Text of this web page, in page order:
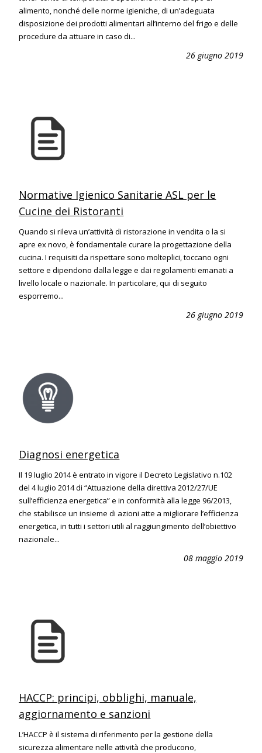
alimento, nonché delle norme igieniche, di un’adeguata
disposizione dei prodotti alimentari all’interno del frigo e delle
procedure da attuare in caso di...
26 giugno 2019
Normative Igienico Sanitarie ASL per le
Cucine dei Ristoranti
Quando si rileva un’attività di ristorazione in vendita o la si
apre ex novo, è fondamentale curare la progettazione della
cucina. I requisiti da rispettare sono molteplici, toccano ogni
settore e dipendono dalla legge e dai regolamenti emanati a
livello locale o nazionale. In particolare, qui di seguito
esporremo...
26 giugno 2019
Diagnosi energetica
Il 19 luglio 2014 è entrato in vigore il Decreto Legislativo n.102
del 4 luglio 2014 di “Attuazione della direttiva 2012/27/UE
sull’efficienza energetica” e in conformità alla legge 96/2013,
che stabilisce un insieme di azioni atte a migliorare l’efficienza
energetica, in tutti i settori utili al raggiungimento dell’obiettivo
nazionale...
08 maggio 2019
HACCP: principi, obblighi, manuale,
aggiornamento e sanzioni
L’HACCP è il sistema di riferimento per la gestione della
sicurezza alimentare nelle attività che producono,